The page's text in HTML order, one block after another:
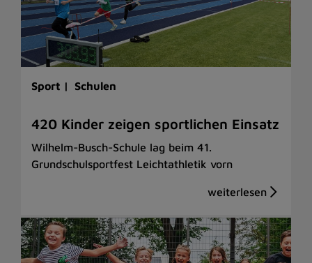
Sport | Schulen
420 Kinder zeigen sportlichen Einsatz
Wilhelm-Busch-Schule lag beim 41.
Grundschulsportfest Leichtathletik vorn